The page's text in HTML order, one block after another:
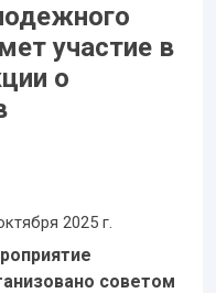
участие в
о
2025 г.
советом